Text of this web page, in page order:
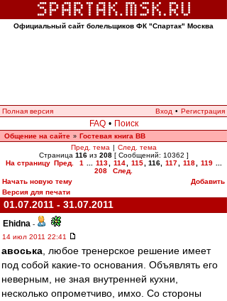
Официальный сайт болельщиков ФК "Спартак" Москва
Полная версия Вход • Регистрация
FAQ • Поиск
Общение на сайте » Гостевая книга ВВ
Пред. тема | След. тема
Страница 116из 208[ Сообщений: 10362 ]
На страницу Пред. 1 113 114 115 116 117 118 119
208
След.
Начать новую тему
Добавить
Версия для печати
01.07.2011 - 31.07.2011
Ehidna -
14 июл 2011 22:41
авоська , любое тренерское решение имеет
под собой какие-то основания. Объявлять его
неверным, не зная внутренней кухни,
несколько опрометчиво, имхо. Со стороны